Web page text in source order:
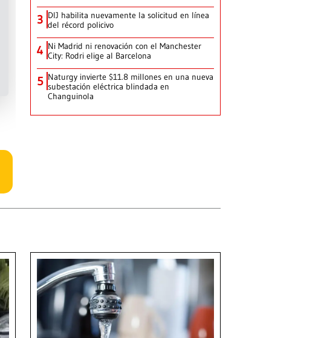
3 DIJ habilita nuevamente la solicitud en línea
del récord policivo
4 Ni Madrid ni renovación con el Manchester
City: Rodri elige al Barcelona
5 Naturgy invierte $11.8 millones en una nueva
subestación eléctrica blindada en
Changuinola